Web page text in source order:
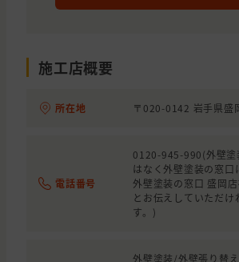
施工店概要
所在地 〒020-0142 岩手県盛
電話番号
0120-945-990(外壁塗
はなく外壁塗装の窓口
外壁塗装の窓口 盛岡
とお伝えしていただけ
す。)
外壁塗装/外壁張り替